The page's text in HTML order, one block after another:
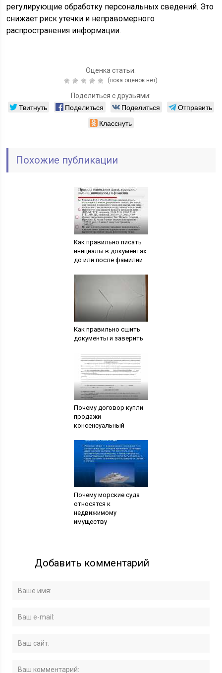
регулирующие обработку персональных сведений. Это
снижает риск утечки и неправомерного
распространения информации.
Оценка статьи:
(пока оценок нет)
Поделиться с друзьями:
Твитнуть Поделиться Поделиться
Отправить
Класснуть
Похожие публикации
Как правильно писать
инициалы в документах
до или после фамилии
Как правильно сшить
документы и заверить
Почему договор купли
продажи
консенсуальный
Почему морские суда
относятся к
недвижимому
имуществу
Добавить комментарий